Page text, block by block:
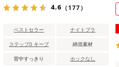
4.6 （177）
ベストセラー ナイトブラ
ステップ0 キープ 綿混素材
背中すっきり ホックなし